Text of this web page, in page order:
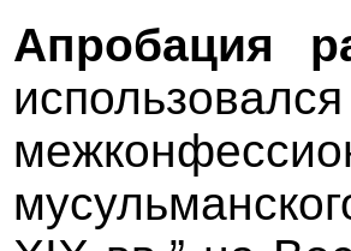
Апробация